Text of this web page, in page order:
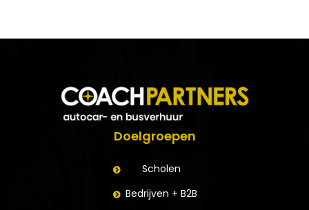
Doelgroepen
Scholen
Bedrijven + B2B